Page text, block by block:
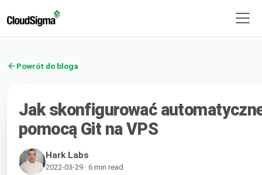
Powrót do bloga
Jak skonfigurować
pomocą Git na VPS
Hark Labs
2022-03-29 · 6 min read